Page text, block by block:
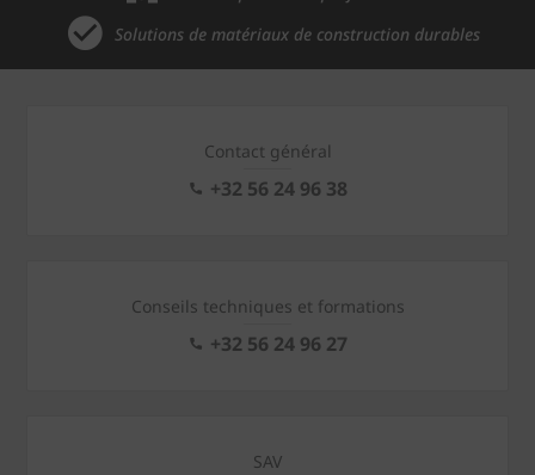
Solutions de matériaux de construction durables
Contact général
+32 56 24 96 38
Conseils techniques et formations
+32 56 24 96 27
SAV